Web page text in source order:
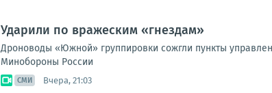
Ударили по вражеским «гнездам»
Дроноводы «Южной» группировки сожгли пункты
Минобороны России
СМИ Вчера, 21:03